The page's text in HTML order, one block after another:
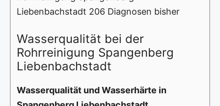
Liebenbachstadt 206 Diagnosen bisher
Wasserqualität bei der
Rohrreinigung Spangenberg
Liebenbachstadt
Wasserqualität und Wasserhärte in